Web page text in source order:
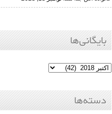
بایگانی‌ها
دسته‌ها